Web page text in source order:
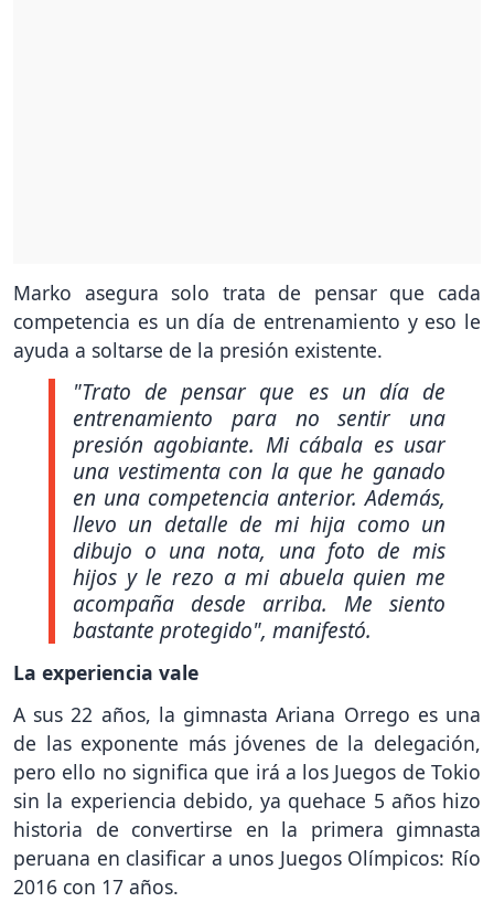
Marko asegura solo trata de pensar que cada
competencia es un día de entrenamiento y eso le
ayuda a soltarse de la presión existente.
"Trato de pensar que es un día de
entrenamiento para no sentir una
presión agobiante. Mi cábala es usar
una vestimenta con la que he ganado
en una competencia anterior. Además,
llevo un detalle de mi hija como un
dibujo o una nota, una foto de mis
hijos y le rezo a mi abuela quien me
acompaña desde arriba. Me siento
bastante protegido", manifestó.
La experiencia vale
A sus 22 años, la gimnasta Ariana Orrego es una
de las exponente más jóvenes de la delegación,
pero ello no significa que irá a los Juegos de Tokio
sin la experiencia debido, ya quehace 5 años hizo
historia de convertirse en la primera gimnasta
peruana en clasificar a unos Juegos Olímpicos: Río
2016 con 17 años.